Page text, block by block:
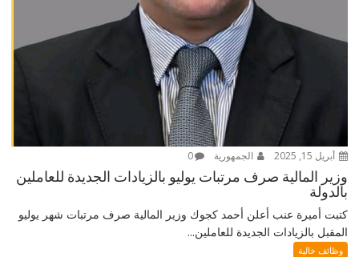
أبريل 15, 2025 الجمهورية 0
وزير المالية صرف مرتبات يوليو بالزيادات الجديدة للعاملين
بالدولة
كتبت أميرة عنب أعلن أحمد كجوك وزير المالية صرف مرتبات شهر يوليو
المقبل بالزيادات الجديدة للعاملين...
وظائف خالية